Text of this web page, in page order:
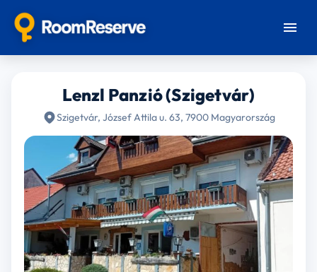
Lenzl Panzió (Szigetvár)
Szigetvár, József Attila u. 63, 7900 Magyarország